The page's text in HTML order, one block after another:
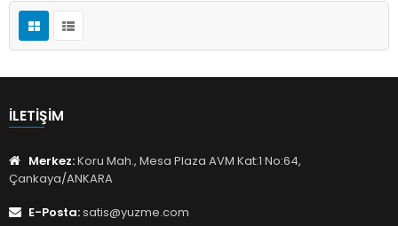
İLETIŞIM
Merkez:Koru Mah., Mesa Plaza AVM Kat:1 No:64,
Çankaya/ANKARA
E-Posta:satis@yuzme.com